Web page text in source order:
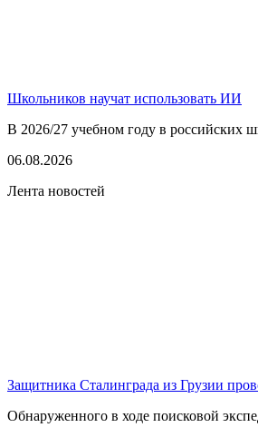
Школьников научат использовать ИИ
В 2026/27 учебном году в российских
06.08.2026
Лента новостей
Защитника Сталинграда из Грузии
Обнаруженного в ходе поисковой